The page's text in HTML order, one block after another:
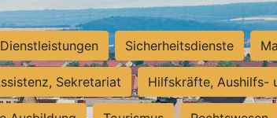
Sicherheitsdienste
Sekretariat Hilfskräfte, Aushilfs-